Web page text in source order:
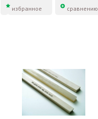
избранное
сравнению